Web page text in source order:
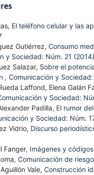
El teléfono celular y las
Gutiérrez, Consumo
y Sociedad: Núm. 21
Salazar, Sobre el
, Comunicación y
Laffond, Elena Galán
y Sociedad:
Padilla, El rumor
y Sociedad: Núm.
Vidrio, Discurso
Fanger, Imágenes y
Comunicación de
Vale, Construcción